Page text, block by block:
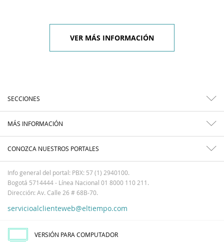
VER MÁS INFORMACIÓN
SECCIONES
MÁS INFORMACIÓN
CONOZCA NUESTROS PORTALES
Info general del portal: PBX: 57 (1) 2940100.
Bogotá 5714444 - Línea Nacional 01 8000 110 211.
Dirección: Av. Calle 26 # 68B-70.
servicioalclienteweb@eltiempo.com
VERSIÓN PARA COMPUTADOR